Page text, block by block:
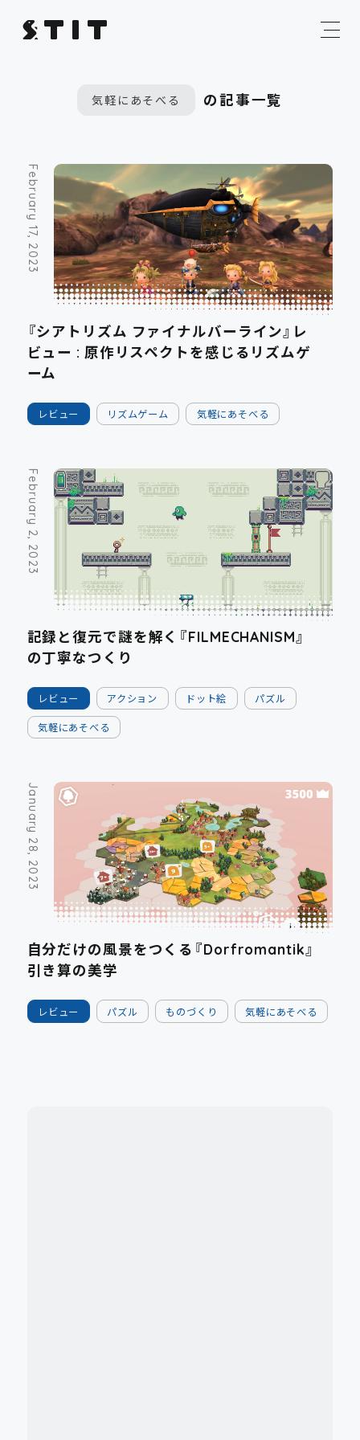
気軽にあそべる の記事一覧
February 17, 2023
『シアトリズム ファイナルバーライン』レ
ビュー : 原作リスペクトを感じるリズムゲ
ーム
レビュー リズムゲーム 気軽にあそべる
February 2, 2023
記録と復元で謎を解く『FILMECHANISM』
の丁寧なつくり
レビュー アクション ドット絵 パズル
気軽にあそべる
January 28, 2023
自分だけの風景をつくる『Dorfromantik』
引き算の美学
レビュー パズル ものづくり 気軽にあそべる